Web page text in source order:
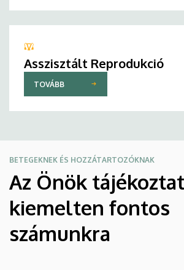
Asszisztált Reprodukció
TOVÁBB
BETEGEKNEK ÉS HOZZÁTARTOZÓKNAK
Az Önök
kiemelten fontos
számunkra